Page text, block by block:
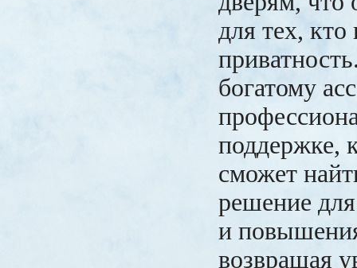
для тех,
богатому
поддержке,
сможет
решение
и
возвращая